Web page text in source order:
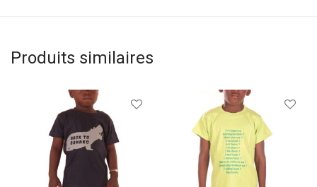
Produits similaires